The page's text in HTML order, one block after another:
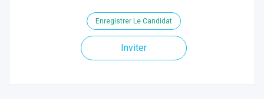
Enregistrer Le Candidat
Inviter